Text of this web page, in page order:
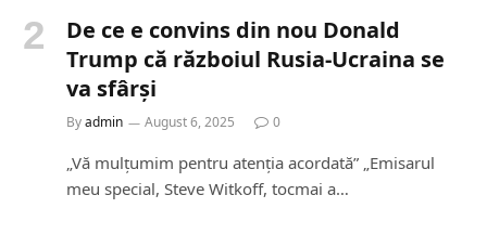
De ce e convins din nou Donald
Trump că războiul Rusia-Ucraina se
va sfârși
Byadmin August 6, 2025 0
„Vă mulțumim pentru atenția acordată” „Emisarul
meu special, Steve Witkoff, tocmai a…